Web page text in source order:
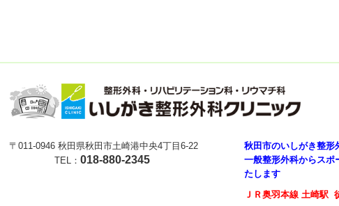
〒011-0946秋田県秋田市土崎港中央4丁目6-22
TEL：018-880-2345
秋田市のいしがき整形
一般整形外科からスポ
たします
ＪＲ奥羽本線 土崎駅